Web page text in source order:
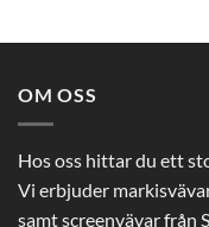
OM OSS
Hos oss hittar du ett
Vi erbjuder
samt screenvävar från